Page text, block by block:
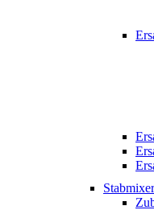
Stabmixer